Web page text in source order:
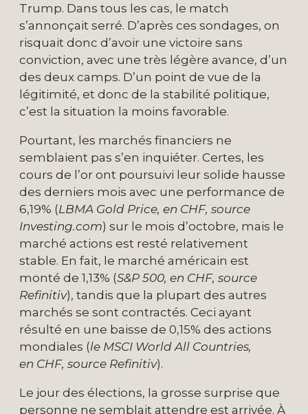
Trump. Dans tous les cas, le match
s’annonçait serré. D’après ces sondages, on
risquait donc d’avoir une victoire sans
conviction, avec une très légère avance, d’un
des deux camps. D’un point de vue de la
légitimité, et donc de la stabilité politique,
c’est la situation la moins favorable.
Pourtant, les marchés financiers ne
semblaient pas s’en inquiéter. Certes, les
cours de l’or ont poursuivi leur solide hausse
des derniers mois avec une performance de
6,19% (LBMA Gold Price, en CHF, source
Investing.com) sur le mois d’octobre, mais le
marché actions est resté relativement
stable. En fait, le marché américain est
monté de 1,13% (S&P 500, en CHF, source
Refinitiv), tandis que la plupart des autres
marchés se sont contractés. Ceci ayant
résulté en une baisse de 0,15% des actions
mondiales (le MSCI World All Countries,
en CHF, source Refinitiv).
Le jour des élections, la grosse surprise que
personne ne semblait attendre est arrivée. À